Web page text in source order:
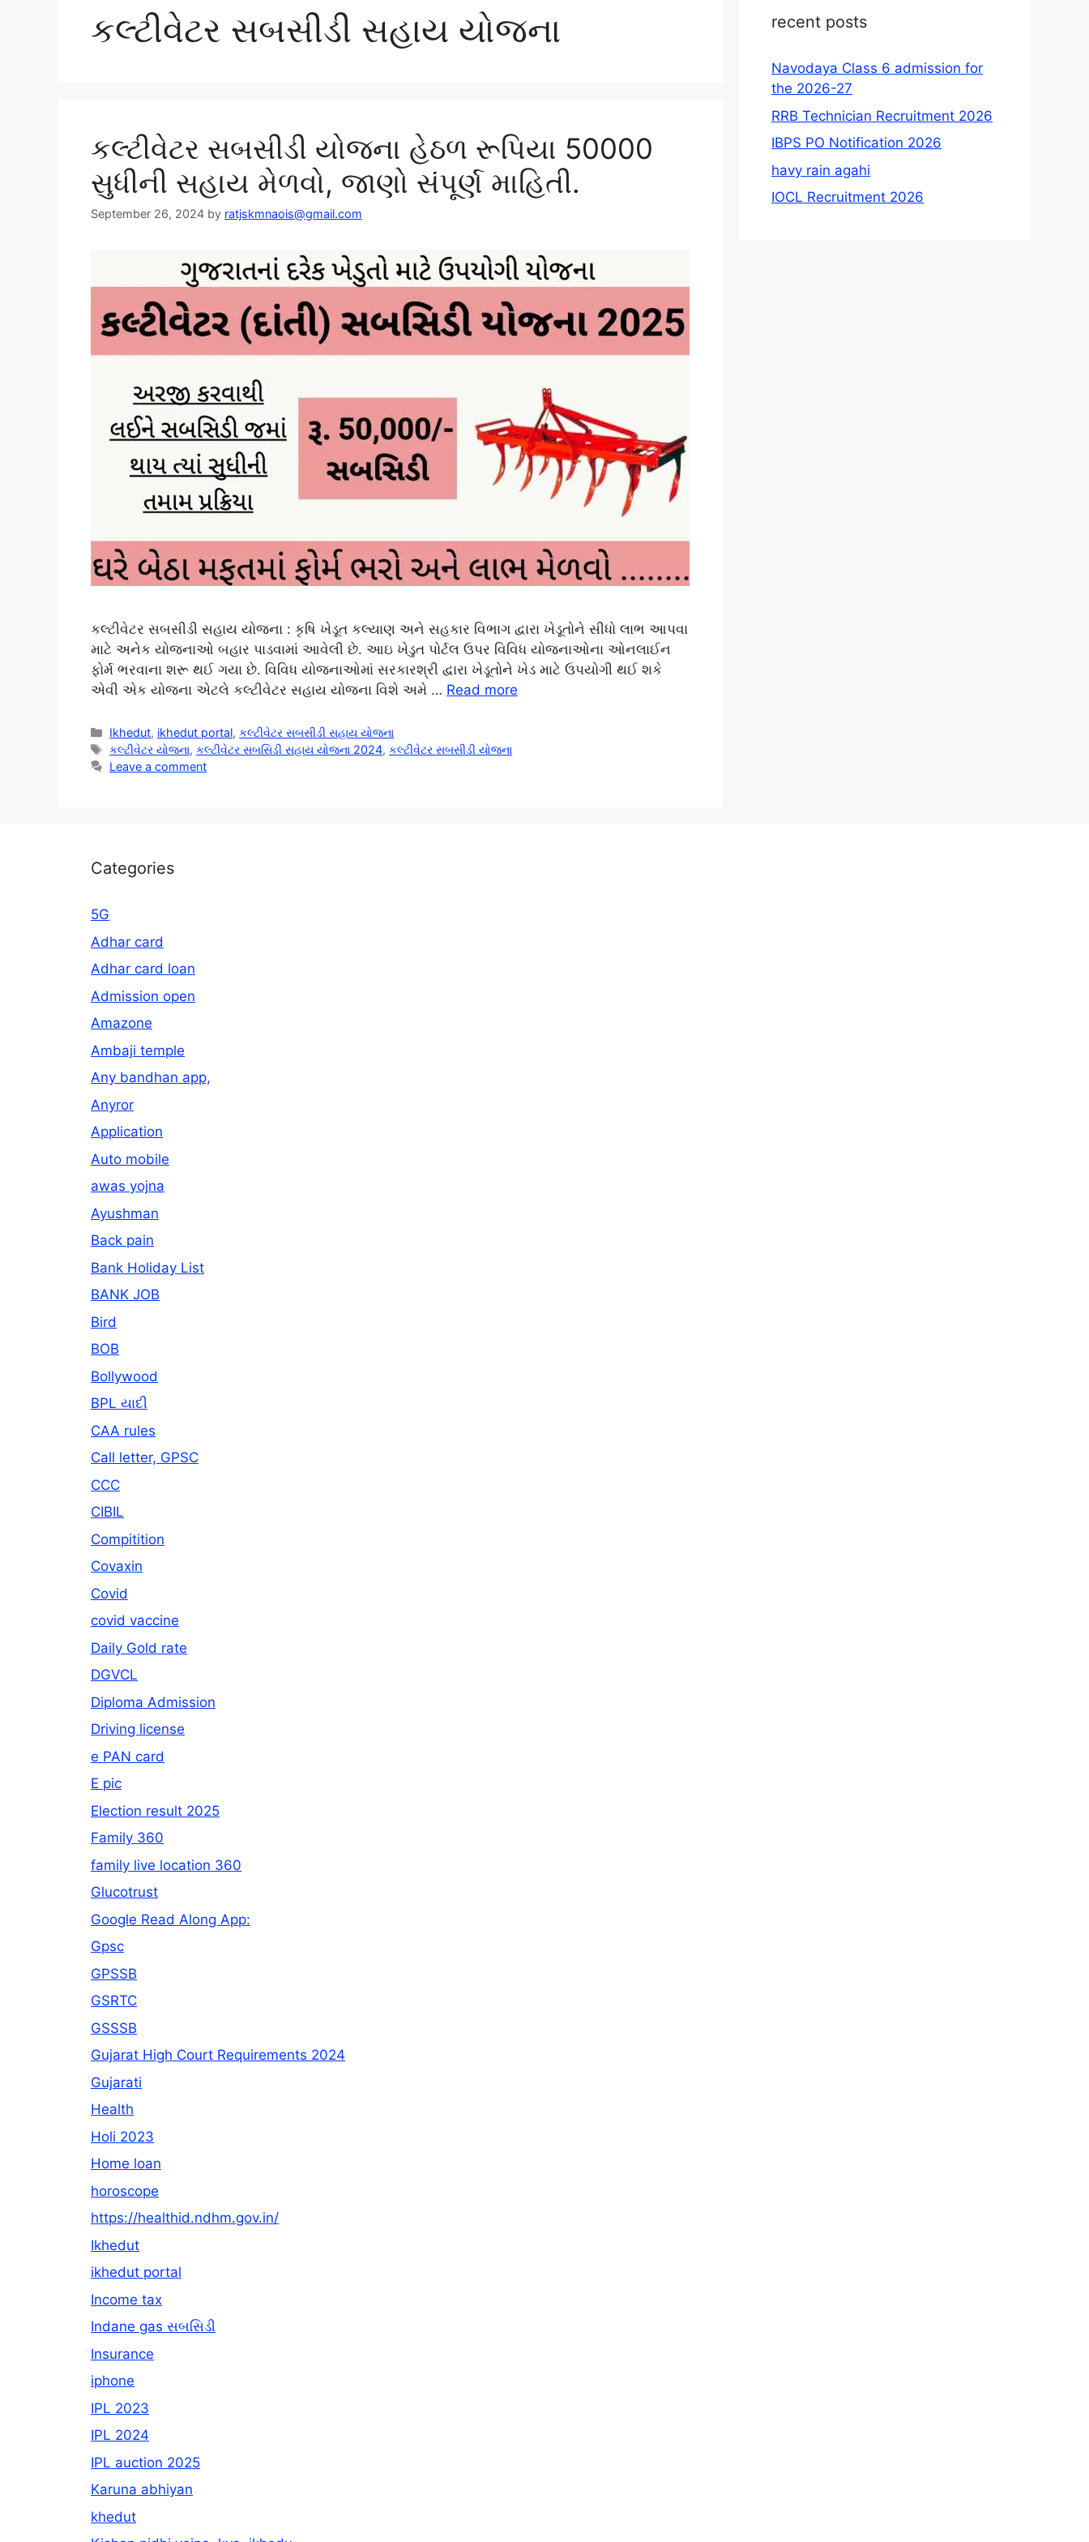
કલ્ટીવેટર સબસીડી સહાય યોજના
કલ્ટીવેટર સબસીડી યોજના હેઠળ રૂપિયા 50000
સુધીની સહાય મેળવો, જાણો સંપૂર્ણ માહિતી.
September 26, 2024 by ratjskmnaois@gmail.com
કલ્ટીવેટર સબસીડી સહાય યોજના : કૃષિ ખેડૂત કલ્યાણ અને સહકાર વિભાગ દ્વારા ખેડૂતોને સીધો લાભ આપવા
માટે અનેક યોજનાઓ બહાર પાડવામાં આવેલી છે. આઇ ખેડુત પોર્ટલ ઉપર વિવિધ યોજનાઓના ઓનલાઈન
ફોર્મ ભરવાના શરૂ થઈ ગયા છે. વિવિધ યોજનાઓમાં સરકારશ્રી દ્વારા ખેડૂતોને ખેડ માટે ઉપયોગી થઈ શકે
એવી એક યોજના એટલે કલ્ટીવેટર સહાય યોજના વિશે અમે … Read more
Categories
Ikhedut, ikhedut portal,કલ્ટીવેટર સબસીડી સહાય યોજના
Tags
કલ્ટીવેટર યોજના,કલ્ટીવેટર સબસિડી સહાય યોજના 2024,કલ્ટીવેટર સબસીડી યોજના
Leave a comment
recent posts
Navodaya Class 6 admission for
the 2026-27
RRB Technician Recruitment 2026
IBPS PO Notification 2026
havy rain agahi
IOCL Recruitment 2026
Categories
5G
Adhar card
Adhar card loan
Admission open
Amazone
Ambaji temple
Any bandhan app,
Anyror
Application
Auto mobile
awas yojna
Ayushman
Back pain
Bank Holiday List
BANK JOB
Bird
BOB
Bollywood
BPL યાદી
CAA rules
Call letter, GPSC
CCC
CIBIL
Compitition
Covaxin
Covid
covid vaccine
Daily Gold rate
DGVCL
Diploma Admission
Driving license
e PAN card
E pic
Election result 2025
Family 360
family live location 360
Glucotrust
Google Read Along App:
Gpsc
GPSSB
GSRTC
GSSSB
Gujarat High Court Requirements 2024
Gujarati
Health
Holi 2023
Home loan
horoscope
https://healthid.ndhm.gov.in/
Ikhedut
ikhedut portal
Income tax
Indane gas સબસિડી
Insurance
iphone
IPL 2023
IPL 2024
IPL auction 2025
Karuna abhiyan
khedut